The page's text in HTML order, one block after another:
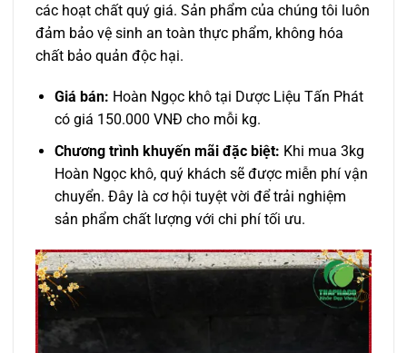
các hoạt chất quý giá. Sản phẩm của chúng tôi luôn
đảm bảo vệ sinh an toàn thực phẩm, không hóa
chất bảo quản độc hại.
Giá bán: Hoàn Ngọc khô tại Dược Liệu Tấn Phát
có giá 150.000 VNĐ cho mỗi kg.
Chương trình khuyến mãi đặc biệt: Khi mua 3kg
Hoàn Ngọc khô, quý khách sẽ được miễn phí vận
chuyển. Đây là cơ hội tuyệt vời để trải nghiệm
sản phẩm chất lượng với chi phí tối ưu.